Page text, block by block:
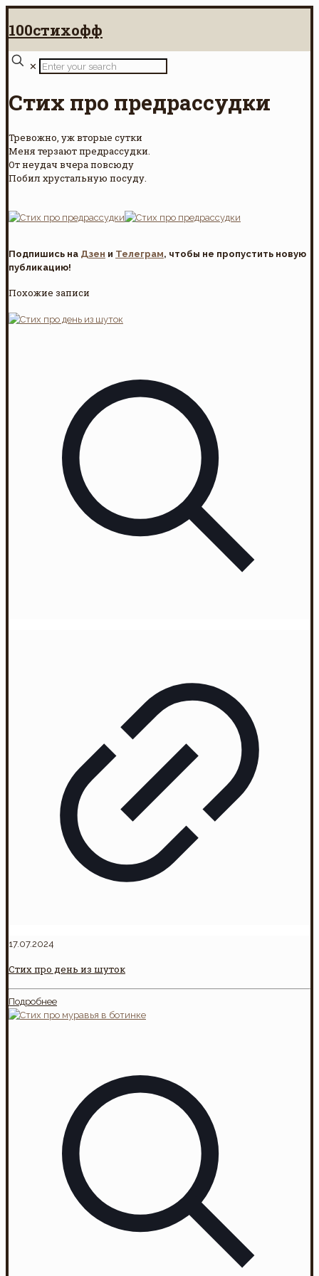
100стихофф
✕
Стих про предрассудки
Тревожно, уж вторые сутки
Меня терзают предрассудки.
От неудач вчера повсюду
Побил хрустальную посуду.
Подпишись на Дзен и Телеграм, чтобы не пропустить новую
публикацию!
Похожие записи
17.07.2024
Стих про день из шуток
Подробнее